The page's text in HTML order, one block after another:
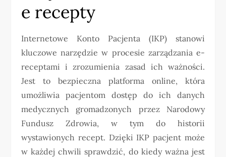
e recepty
Internetowe Konto Pacjenta (IKP) stanowi
kluczowe narzędzie w procesie zarządzania e-
receptami i zrozumienia zasad ich ważności.
Jest to bezpieczna platforma online, która
umożliwia pacjentom dostęp do ich danych
medycznych gromadzonych przez Narodowy
Fundusz Zdrowia, w tym do historii
wystawionych recept. Dzięki IKP pacjent może
w każdej chwili sprawdzić, do kiedy ważna jest